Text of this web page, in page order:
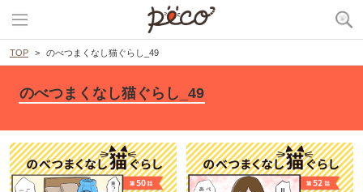
TOP のべつまくなし猫ぐらし_49
のべつまくなし猫ぐらし_49